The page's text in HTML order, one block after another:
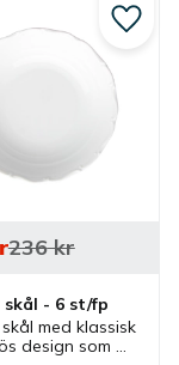
skål - 6 st/fp
med klassisk
design som
236kr
Lägg